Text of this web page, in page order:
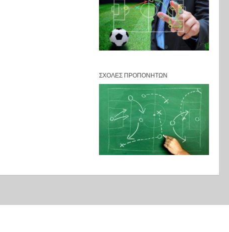
ΣΧΟΛΈΣ ΠΡΟΠΟΝΗΤΏΝ